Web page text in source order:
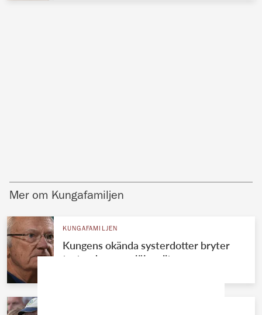
Mer om Kungafamiljen
KUNGAFAMILJEN
Kungens okända systerdotter bryter
tystnaden – avslöjar allt